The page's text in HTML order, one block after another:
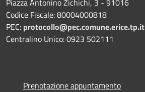
Codice Fiscale: 80004000818
PEC: protocollo@pec.comune.erice.tp.it
Centralino Unico: 0923 502111
Prenotazione appuntamento